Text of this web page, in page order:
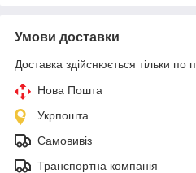
Умови доставки
Доставка здійснюється тільки по
Нова Пошта
Укрпошта
Самовивіз
Транспортна компанія